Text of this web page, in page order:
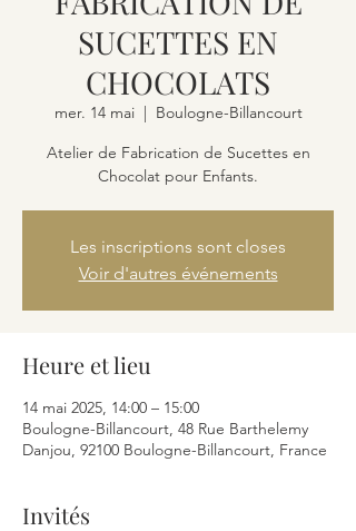
SUCETTES EN
CHOCOLATS
mer. 14 mai
  |
Boulogne-Billancourt
Atelier de Fabrication de Sucettes en
Chocolat pour Enfants.
Les inscriptions sont closes
Voir d'autres événements
Heure et lieu
14 mai 2025, 14:00 – 15:00
Boulogne-Billancourt, 48 Rue Barthelemy
Danjou, 92100 Boulogne-Billancourt, France
Invités